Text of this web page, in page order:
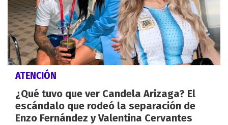
ATENCIÓN
¿Qué tuvo que ver Candela Arizaga? El
escándalo que rodeó la separación de
Enzo Fernández y Valentina Cervantes